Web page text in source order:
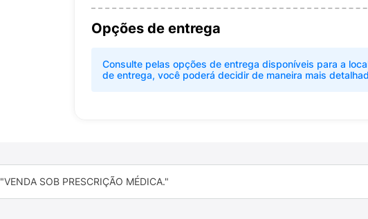
Opções de entrega
Consulte pelas opções de entrega disponíveis para a
de entrega, você poderá decidir de maneira mais
"VENDA SOB PRESCRIÇÃO MÉDICA."